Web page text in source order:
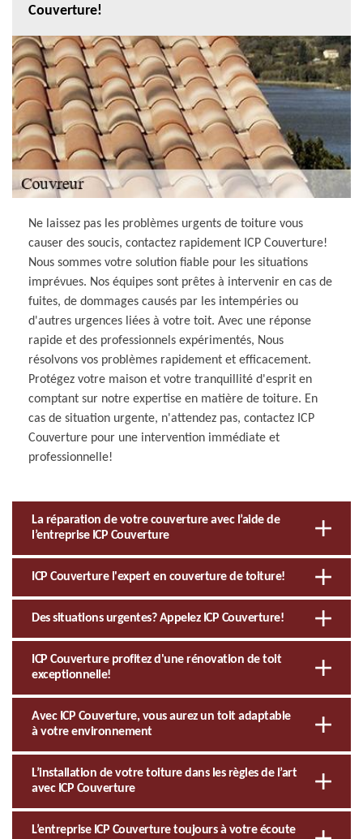
Couverture!
Ne laissez pas les problèmes urgents de toiture vous
causer des soucis, contactez rapidement ICP Couverture!
Nous sommes votre solution fiable pour les situations
imprévues. Nos équipes sont prêtes à intervenir en cas de
fuites, de dommages causés par les intempéries ou
d'autres urgences liées à votre toit. Avec une réponse
rapide et des professionnels expérimentés, Nous
résolvons vos problèmes rapidement et efficacement.
Protégez votre maison et votre tranquillité d'esprit en
comptant sur notre expertise en matière de toiture. En
cas de situation urgente, n'attendez pas, contactez ICP
Couverture pour une intervention immédiate et
professionnelle!
La réparation de votre couverture avec l’aide de
l’entreprise ICP Couverture
ICP Couverture l'expert en couverture de toiture!
Des situations urgentes? Appelez ICP Couverture!
ICP Couverture profitez d'une rénovation de toit
exceptionnelle!
Avec ICP Couverture, vous aurez un toit adaptable
à votre environnement
L’installation de votre toiture dans les règles de l’art
avec ICP Couverture
L’entreprise ICP Couverture toujours à votre écoute